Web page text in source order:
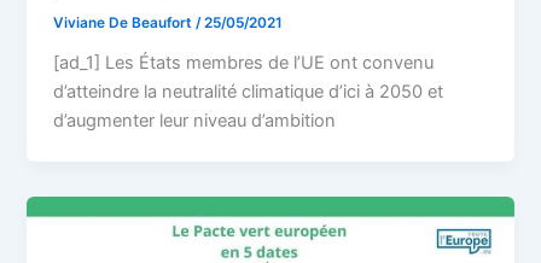
Viviane De Beaufort /25/05/2021
[ad_1] Les États membres de l’UE ont convenu
d’atteindre la neutralité climatique d’ici à 2050 et
d’augmenter leur niveau d’ambition